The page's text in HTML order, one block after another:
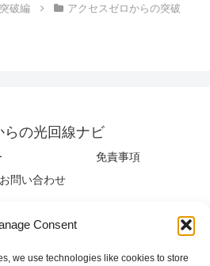
Consent
we use technologies like cookies to store
破編
アクセスゼロからの突破
らの光回線ナビ
免責事項
お問い合わせ